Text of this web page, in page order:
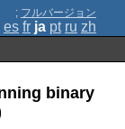
; フルバージョン
es fr ja pt ru zh
binary